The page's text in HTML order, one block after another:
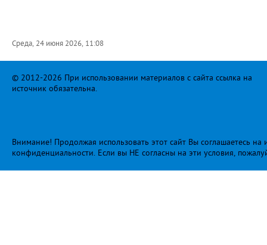
Среда, 24 июня 2026, 11:08
© 2012-2026 При использовании материалов с сайта ссылка на
источник обязательна.
Внимание! Продолжая использовать этот сайт Вы соглашаетесь
конфиденциальности. Если вы НЕ согласны на эти условия,